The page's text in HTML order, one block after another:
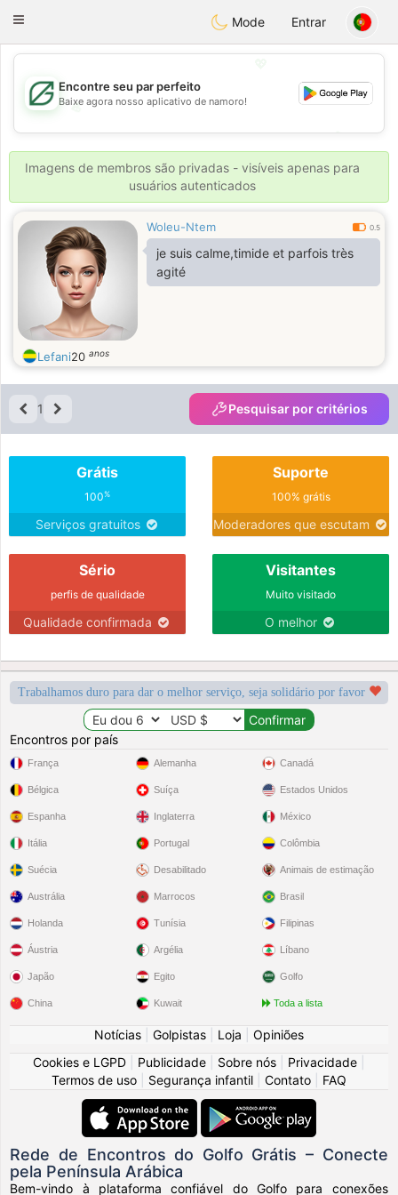
Dating
Toggle
Mode Entrar
💖
💕
💕
Encontre seu par perfeito
Baixe agora nosso aplicativo de namoro!
Imagens de membros são privadas - visíveis apenas para
usuários autenticados
Woleu-Ntem 0.5
je suis calme,timide et parfois très
agité
Lefani20 anos
1 Pesquisar por critérios
Grátis
100%
Serviços gratuitos
Suporte
100% grátis
Moderadores que escutam
Sério
perfis de qualidade
Qualidade confirmada
Visitantes
Muito visitado
O melhor
Trabalhamos duro para dar o melhor serviço, seja solidário por favor
Encontros por país
França
Bélgica
Espanha
Itália
Suécia
Alemanha
Suíça
Inglaterra
Portugal
Desabilitado
Canadá
Estados Unidos
México
Colômbia
Animais de estimação
Austrália
Holanda
Áustria
Japão
China
Marrocos
Tunísia
Argélia
Egito
Kuwait
Brasil
Filipinas
Líbano
Golfo
Toda a lista
Notícias Golpistas Loja
Opiniões
Cookies e LGPD
Publicidade Sobre nós Privacidade
Termos de uso
Segurança infantil Contato FAQ
Rede de Encontros do Golfo Grátis – Conecte
pela Península Arábica
Bem-vindo à plataforma confiável do Golfo para conexões